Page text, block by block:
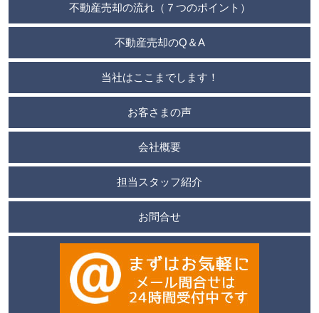
不動産売却の流れ（７つのポイント）
不動産売却のQ＆A
当社はここまでします！
お客さまの声
会社概要
担当スタッフ紹介
お問合せ